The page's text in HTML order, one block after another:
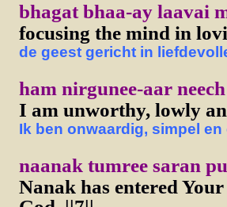
bhagat bhaa-ay laavai
focusing the mind in
de geest gericht in
ham nirgunee-aar
I am unworthy, lowly
Ik ben onwaardig, simpel en
naanak tumree saran
Nanak has entered